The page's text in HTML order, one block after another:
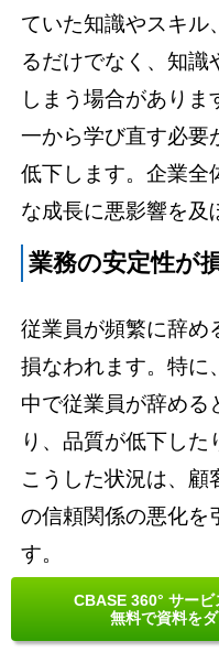
CBASE 360° サー
無料で資料を
ていた知識やスキル
るだけでなく、知識
しまう場合があり
一から学び直す必要
低下します。企業全
な成長に悪影響を及
業務の安定性が
従業員が頻繁に辞め
損なわれます。特に
中で従業員が辞める
り、品質が低下した
こうした状況は、顧
の信頼関係の悪化を
す。
残業や業務過多